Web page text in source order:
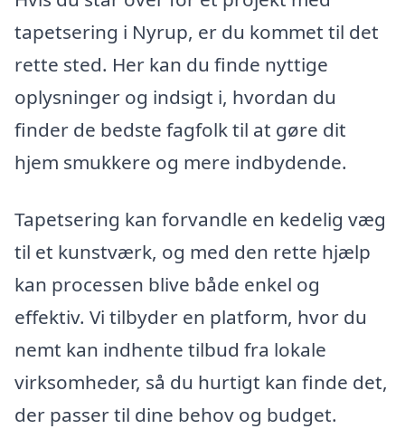
tapetsering i Nyrup, er du kommet til det
rette sted. Her kan du finde nyttige
oplysninger og indsigt i, hvordan du
finder de bedste fagfolk til at gøre dit
hjem smukkere og mere indbydende.
Tapetsering kan forvandle en kedelig væg
til et kunstværk, og med den rette hjælp
kan processen blive både enkel og
effektiv. Vi tilbyder en platform, hvor du
nemt kan indhente tilbud fra lokale
virksomheder, så du hurtigt kan finde det,
der passer til dine behov og budget.